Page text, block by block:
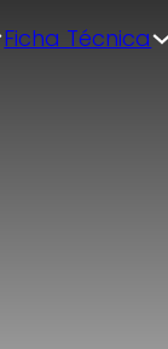
Ficha Técnica